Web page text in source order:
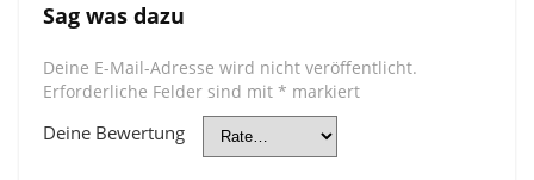
Sag was dazu
Deine E-Mail-Adresse wird nicht veröffentlicht.
Erforderliche Felder sind mit * markiert
Deine Bewertung